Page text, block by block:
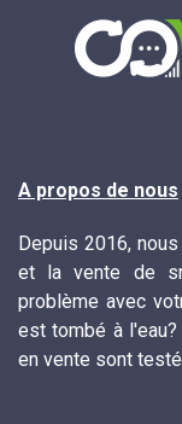
A propos de nous
Depuis 2016,
et la vente de
problème avec
est tombé à
en vente sont